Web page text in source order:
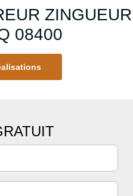
ZINGUEUR
08400